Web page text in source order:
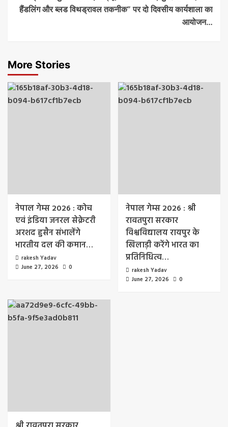
हैंडलिंग और ब्लड विथड्रावल तकनीक” पर दो दिवसीय कार्यशाला का
आयोजन…
More Stories
नेपाल गेम्स 2026 : कोच
एवं इंडिया जनरल सेक्रेटरी
अरशद हुसैन संभालेंगे
भारतीय दल की कमान…
rakesh Yadav
June 27, 2026
0
नेपाल गेम्स 2026 : श्री
रावतपुरा सरकार
विश्वविद्यालय रायपुर के
खिलाड़ी करेंगे भारत का
प्रतिनिधित्व…
rakesh Yadav
June 27, 2026
0